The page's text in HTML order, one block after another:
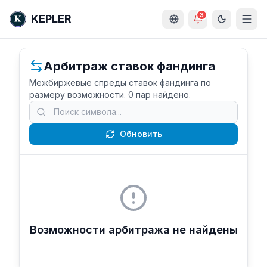
KEPLER 3
Арбитраж ставок фандинга
Межбиржевые спреды ставок фандинга по
размеру возможности. 0 пар найдено.
Обновить
Возможности арбитража не найдены